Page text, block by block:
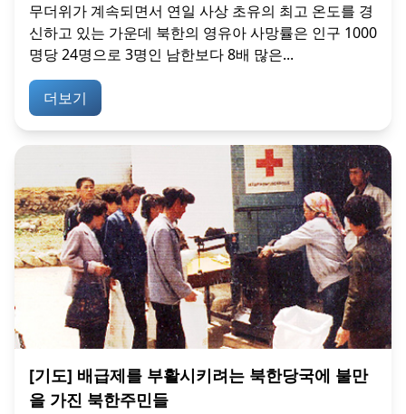
무더위가 계속되면서 연일 사상 초유의 최고 온도를 경
신하고 있는 가운데 북한의 영유아 사망률은 인구 1000
명당 24명으로 3명인 남한보다 8배 많은...
더보기
[기도] 배급제를 부활시키려는 북한당국에 불만
을 가진 북한주민들